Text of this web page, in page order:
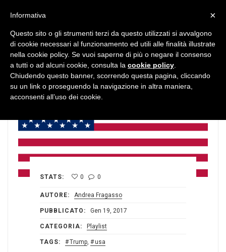
STATS: 0 0
AUTORE: Andrea Fragasso
PUBBLICATO: Gen 19, 2017
CATEGORIA: Playlist
TAGS: Trump, usa
×
Informativa
Questo sito o gli strumenti terzi da questo utilizzati si avvalgono
di cookie necessari al funzionamento ed utili alle finalità illustrate
nella cookie policy. Se vuoi saperne di più o negare il consenso
a tutti o ad alcuni cookie, consulta la cookie policy
Chiudendo questo banner, scorrendo questa pagina, cliccando
su un link o proseguendo la navigazione in altra maniera,
acconsenti all’uso dei cookie.